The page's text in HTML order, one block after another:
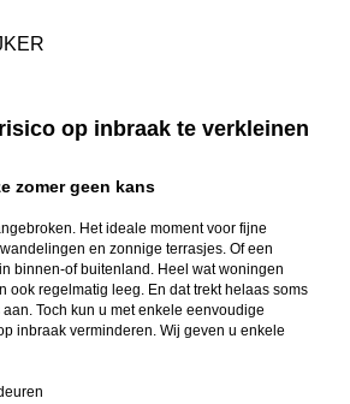
op inbraak te verkleinen
zomer geen kans
Het ideale moment voor fijne
en zonnige terrasjes. Of een
binnen-of buitenland. Heel wat woningen
ook regelmatig leeg. En dat trekt helaas soms
Toch kun u met enkele eenvoudige
inbraak verminderen. Wij geven u enkele